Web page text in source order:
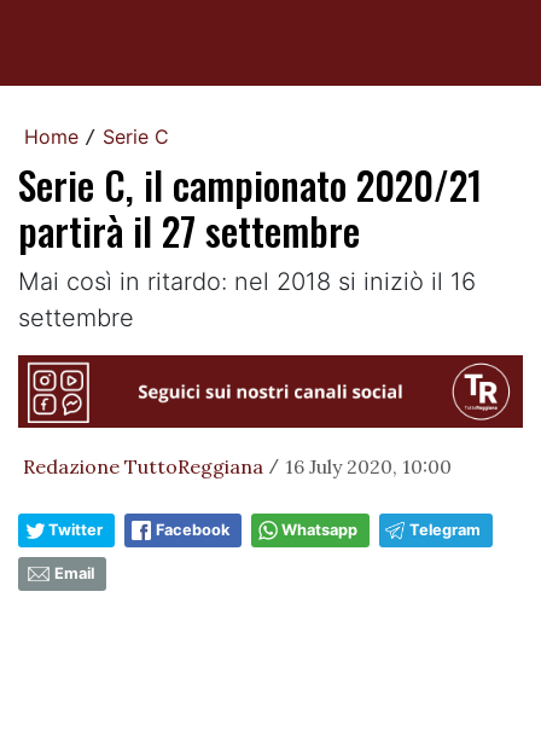
Home / Serie C
Serie C, il campionato 2020/21
partirà il 27 settembre
Mai così in ritardo: nel 2018 si iniziò il 16
settembre
Redazione TuttoReggiana / 16 July 2020, 10:00
Twitter Facebook Whatsapp Telegram
Email